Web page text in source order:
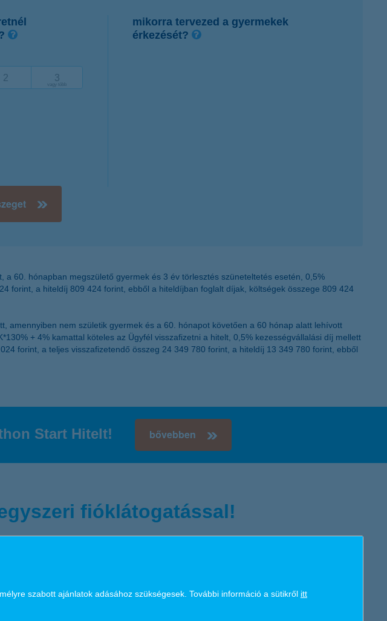
2 3
vagy több
mikorra tervezed a gyermekek
érkezését?
60. hónapban megszülető gyermek és 3 év törlesztés szüneteltetés esetén, 0,5%
forint, a hiteldíj 809 424 forint, ebből a hiteldíjban foglalt díjak, költségek összege 809 424
amennyiben nem születik gyermek és a 60. hónapot követően a 60 hónap alatt lehívott
+ 4% kamattal köteles az Ügyfél visszafizetni a hitelt, 0,5% kezességvállalási díj mellett
forint, a teljes visszafizetendő összeg 24 349 780 forint, a hiteldíj 13 349 780 forint, ebből
Start Hitelt! bővebben
fióklátogatással!
szabott ajánlatok adásához szükségesek. További információ a sütikről itt